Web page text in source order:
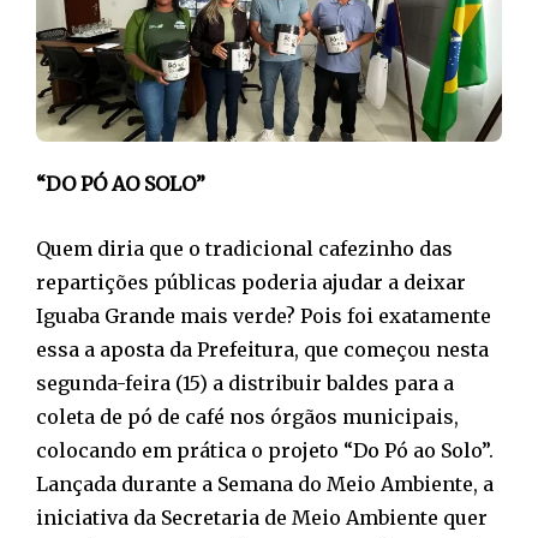
“DO PÓ AO SOLO”
Quem diria que o tradicional cafezinho das
repartições públicas poderia ajudar a deixar
Iguaba Grande mais verde? Pois foi exatamente
essa a aposta da Prefeitura, que começou nesta
segunda-feira (15) a distribuir baldes para a
coleta de pó de café nos órgãos municipais,
colocando em prática o projeto “Do Pó ao Solo”.
Lançada durante a Semana do Meio Ambiente, a
iniciativa da Secretaria de Meio Ambiente quer